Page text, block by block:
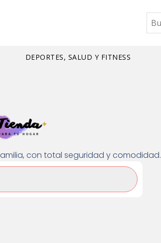
DEPORTES, SALUD Y FITNESS
con total seguridad y comodidad.